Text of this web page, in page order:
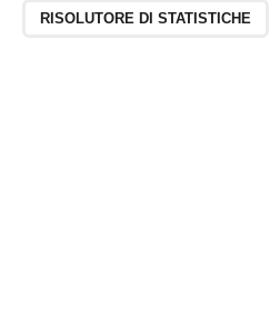
RISOLUTORE DI STATISTICHE